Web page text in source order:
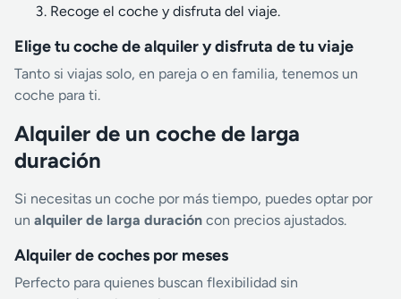
Recoge el coche y disfruta del viaje.
Elige tu coche de alquiler y disfruta de tu viaje
Tanto si viajas solo, en pareja o en familia, tenemos un
coche para ti.
Alquiler de un coche de larga
duración
Si necesitas un coche por más tiempo, puedes optar por
un alquiler de larga duración con precios ajustados.
Alquiler de coches por meses
Perfecto para quienes buscan flexibilidad sin